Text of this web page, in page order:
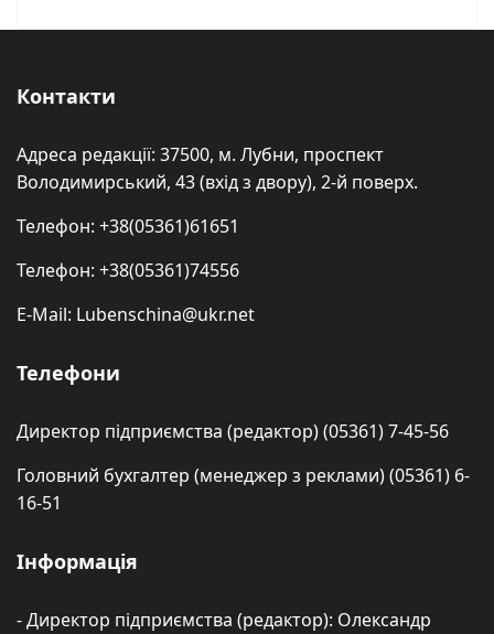
Контакти
Адреса редакції: 37500, м. Лубни, проспект
Володимирський, 43 (вхід з двору), 2-й поверх.
Телефон: +38(05361)61651
Телефон: +38(05361)74556
E-Mail: Lubenschina@ukr.net
Телефони
Директор підприємства (редактор) (05361) 7-45-56
Головний бухгалтер (менеджер з реклами) (05361) 6-
16-51
Інформація
- Директор підприємства (редактор): Олександр